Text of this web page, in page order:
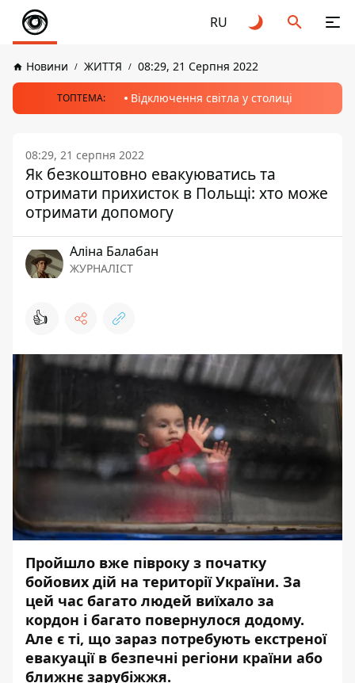
RU
Новини ЖИТТЯ 08:29, 21 Серпня 2022
ТОПТЕМА: Відключення світла у столиці
08:29, 21 серпня 2022
Як безкоштовно евакуюватись та
отримати прихисток в Польщі: хто може
отримати допомогу
Аліна Балабан
ЖУРНАЛІСТ
👍
Пройшло вже півроку з початку
бойових дій на території України. За
цей час багато людей виїхало за
кордон і багато повернулося додому.
Але є ті, що зараз потребують екстреної
евакуації в безпечні регіони країни або
ближнє зарубіжжя.